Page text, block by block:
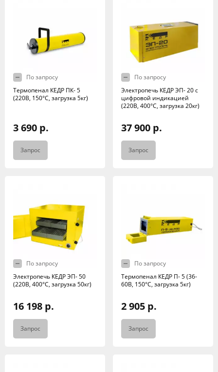
По запросу
Термопенал КЕДР ПК- 5
(220В, 150°C, загрузка 5кг)
3 690 р.
Запрос
По запросу
Электропечь КЕДР ЭП- 20 с
цифровой индикацией
(220В, 400°C, загрузка 20кг)
37 900 р.
Запрос
По запросу
Электропечь КЕДР ЭП- 50
(220В, 400°C, загрузка 50кг)
16 198 р.
Запрос
По запросу
Термопенал КЕДР П- 5 (36-
60В, 150°C, загрузка 5кг)
2 905 р.
Запрос